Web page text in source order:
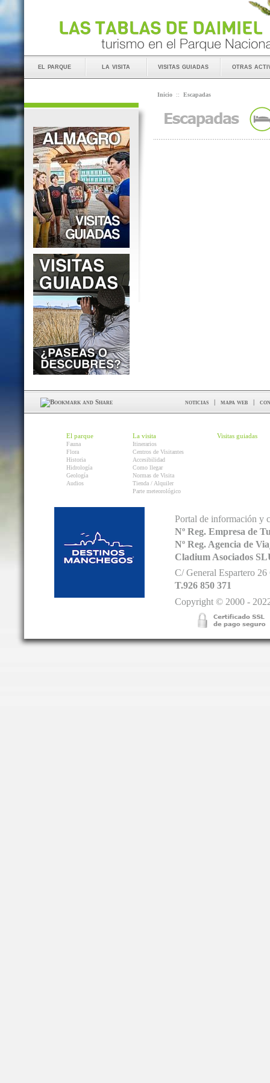
el parque la visita visitas guiadas otras
Inicio :: Escapadas
noticias | mapa web |
El parque
Fauna
Flora
Historia
Hidrología
Geología
Audios
La visita
Itinerarios
Centros de Visitantes
Accesibilidad
Como llegar
Normas de Visita
Tienda / Alquiler
Parte meteorológico
Visitas guiadas
Portal de información y
Nº Reg. Empresa de
Nº Reg. Agencia de
Cladium Asociados
C/ General Espartero
T.926 850 371
Copyright © 2000 -